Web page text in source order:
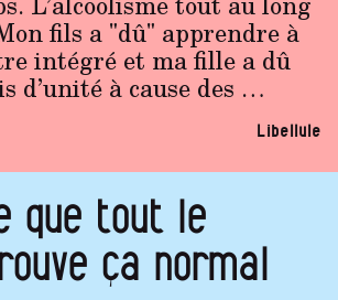
fils a "dû" apprendre à
intégré et ma fille a dû
d’unité à cause des …
Libellule
que tout le
ça normal